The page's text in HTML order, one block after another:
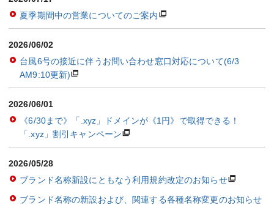
夏季期間中の営業についてのご案内
2026/06/02
台風6号の接近に伴うお問い合わせ窓口対応について(6/3
AM9:10更新)
2026/06/01
《6/30まで》「.xyz」ドメインが《1円》で取得できる！
「.xyz」割引キャンペーン
2026/05/28
ブランド名称新設にともなう利用規約改定のお知らせ
ブランド名称の新設および、関連する各種名称変更のお知らせ